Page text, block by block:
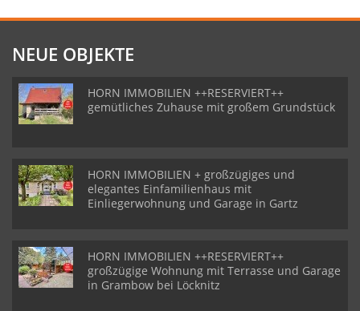
NEUE OBJEKTE
HORN IMMOBILIEN ++RESERVIERT++
gemütliches Zuhause mit großem Grundstück
HORN IMMOBILIEN + großzügiges und
elegantes Einfamilienhaus mit
Einliegerwohnung und Garage in Gartz
HORN IMMOBILIEN ++RESERVIERT++
großzügige Wohnung mit Terrasse und Garage
in Grambow bei Löcknitz